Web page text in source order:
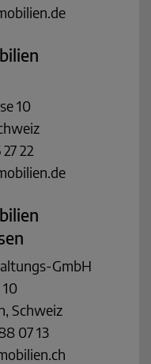
10
22
GmbH
Schweiz
07 13